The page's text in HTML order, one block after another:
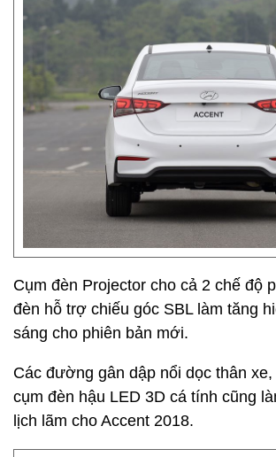
Cụm đèn Projector cho cả 2 chế độ
đèn hỗ trợ chiếu góc SBL làm tăng
sáng cho phiên bản mới.
Các đường gân dập nổi dọc thân
cụm đèn hậu LED 3D cá tính cũng
lịch lãm cho Accent 2018.